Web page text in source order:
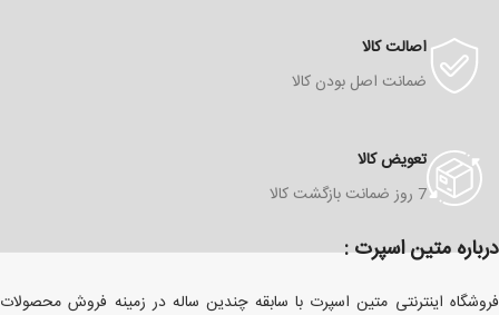
اصالت کالا
ضمانت اصل بودن کالا
تعویض کالا
7 روز ضمانت بازگشت کالا
درباره متین اسپرت :
فروشگاه اینترنتی متین اسپرت با سابقه چندین ساله در زمینه فروش محصولات